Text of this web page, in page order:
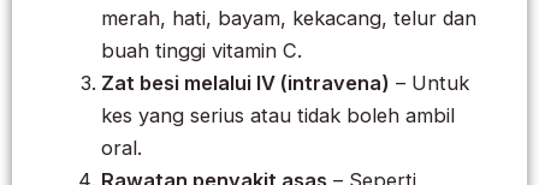
merah, hati, bayam, kekacang, telur dan
buah tinggi vitamin C.
Zat besi melalui IV (intravena) – Untuk
kes yang serius atau tidak boleh ambil
oral.